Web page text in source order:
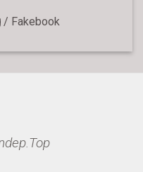
/ Fakebook